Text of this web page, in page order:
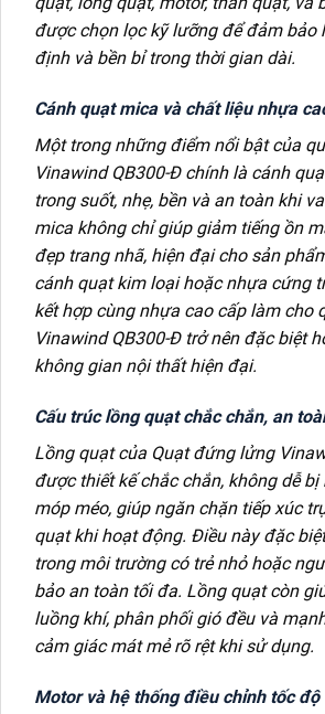
được chọn lọc kỹ lưỡng để đảm bảo
định và bền bỉ trong thời gian dài.
Cánh quạt mica và chất liệu nhựa
Một trong những điểm nổi bật của
Vinawind QB300-Đ chính là cánh
trong suốt, nhẹ, bền và an toàn khi
mica không chỉ giúp giảm tiếng ồn
đẹp trang nhã, hiện đại cho sản
cánh quạt kim loại hoặc nhựa cứng
kết hợp cùng nhựa cao cấp làm cho
Vinawind QB300-Đ trở nên đặc biệt
không gian nội thất hiện đại.
Cấu trúc lồng quạt chắc chắn, an
Lồng quạt của Quạt đứng lửng
được thiết kế chắc chắn, không dễ bị
móp méo, giúp ngăn chặn tiếp xúc
quạt khi hoạt động. Điều này đặc
trong môi trường có trẻ nhỏ hoặc
bảo an toàn tối đa. Lồng quạt còn
luồng khí, phân phối gió đều và
cảm giác mát mẻ rõ rệt khi sử dụng.
Motor và hệ thống điều chỉnh tốc độ